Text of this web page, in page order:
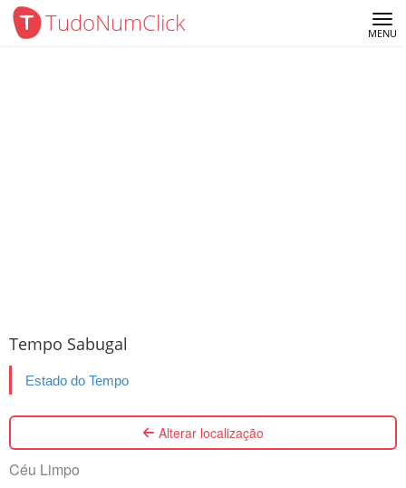
TudoNumClick MENU
Tempo Sabugal
Estado do Tempo
Alterar localização
Céu Limpo